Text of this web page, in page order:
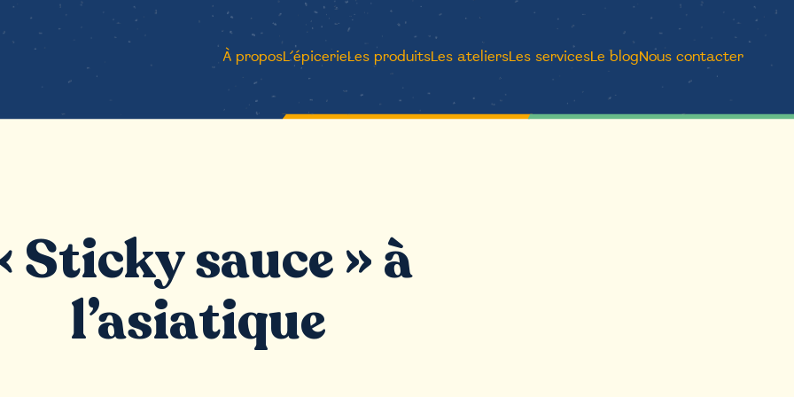
À proposL’épicerieLes produitsLes ateliersLes servicesLe blogNous contacter
Sticky sauce » à
l’asiatique